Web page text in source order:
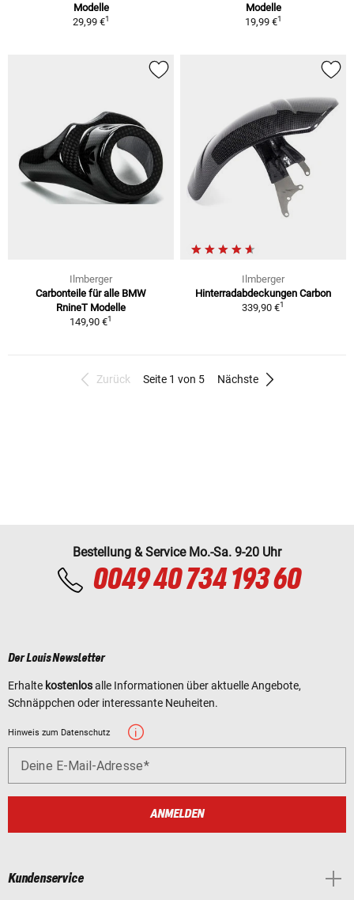
Modelle
29,99 €1
Modelle
19,99 €1
Ilmberger
Carbonteile für alle BMW
RnineT Modelle
149,90 €1
Ilmberger
Hinterradabdeckungen Carbon
339,90 €1
Zurück Seite 1 von 5 Nächste
Bestellung & Service Mo.-Sa. 9-20 Uhr
0049 40 734 193 60
Der Louis Newsletter
Erhalte kostenlosalle Informationen über aktuelle Angebote,
Schnäppchen oder interessante Neuheiten.
Hinweis zum Datenschutz
Deine E-Mail-Adresse
ANMELDEN
Kundenservice